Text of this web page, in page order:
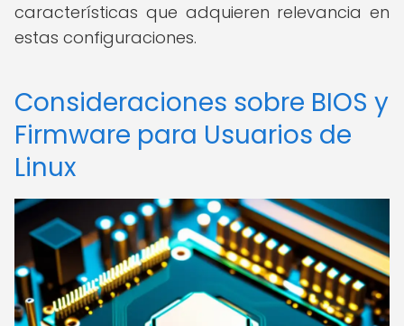
características que adquieren relevancia en
estas configuraciones.
Consideraciones sobre BIOS y
Firmware para Usuarios de
Linux